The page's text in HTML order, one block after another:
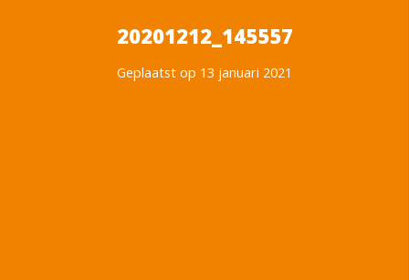
20201212_145557
Geplaatst op 13 januari 2021